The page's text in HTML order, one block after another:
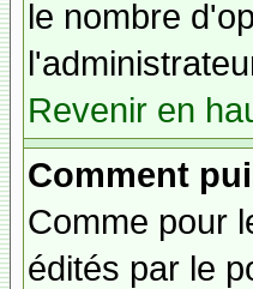
le nombre
Revenir en
Comment
Comme pour
édités par le